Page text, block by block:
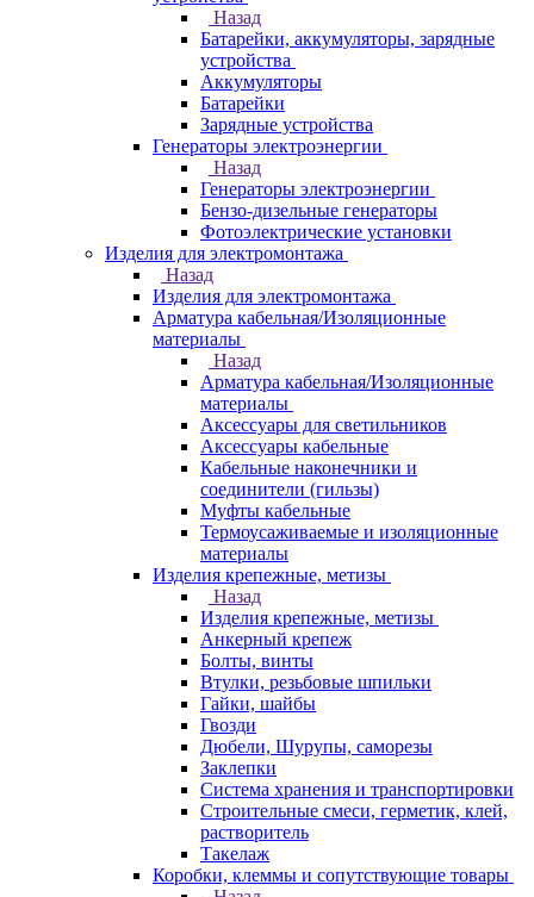
Назад
Батарейки, аккумуляторы, зарядные
устройства
Аккумуляторы
Батарейки
Зарядные устройства
Генераторы электроэнергии
Назад
Генераторы электроэнергии
Бензо-дизельные генераторы
Фотоэлектрические установки
Изделия для электромонтажа
Назад
Изделия для электромонтажа
Арматура кабельная/Изоляционные
материалы
Назад
Арматура кабельная/Изоляционные
материалы
Аксессуары для светильников
Аксессуары кабельные
Кабельные наконечники и
соединители (гильзы)
Муфты кабельные
Термоусаживаемые и изоляционные
материалы
Изделия крепежные, метизы
Назад
Изделия крепежные, метизы
Анкерный крепеж
Болты, винты
Втулки, резьбовые шпильки
Гайки, шайбы
Гвозди
Дюбели, Шурупы, саморезы
Заклепки
Система хранения и транспортировки
Строительные смеси, герметик, клей,
растворитель
Такелаж
Коробки, клеммы и сопутствующие товары